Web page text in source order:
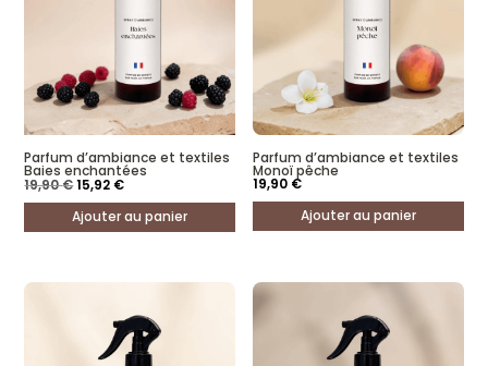
Parfum d’ambiance et textiles
Baies enchantées
19,90€Le
prix
initial
était :
19,90 €.
15,92 €Le
actuel
est :
15,92 €.
Ajouter au panier
Parfum d’ambiance et textiles
Monoï pêche
19,90 €
Ajouter au panier